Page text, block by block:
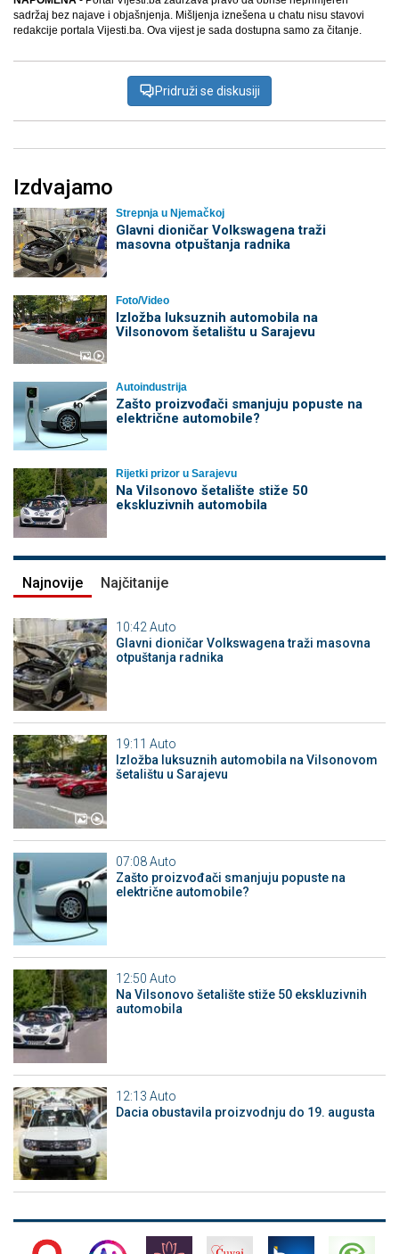
sadržaj bez najave i objašnjenja. Mišljenja iznešena u chatu nisu stavovi
redakcije portala Vijesti.ba. Ova vijest je sada dostupna samo za čitanje.
Pridruži se diskusiji
Izdvajamo
Strepnja u Njemačkoj
Glavni dioničar Volkswagena traži
masovna otpuštanja radnika
Foto/Video
Izložba luksuznih automobila na
Vilsonovom šetalištu u Sarajevu
Autoindustrija
Zašto proizvođači smanjuju popuste na
električne automobile?
Rijetki prizor u Sarajevu
Na Vilsonovo šetalište stiže 50
ekskluzivnih automobila
Najnovije Najčitanije
10:42 Auto
Glavni dioničar Volkswagena traži masovna
otpuštanja radnika
19:11 Auto
Izložba luksuznih automobila na Vilsonovom
šetalištu u Sarajevu
07:08Auto
Zašto proizvođači smanjuju popuste na
električne automobile?
12:50 Auto
Na Vilsonovo šetalište stiže 50 ekskluzivnih
automobila
12:13 Auto
Dacia obustavila proizvodnju do 19. augusta